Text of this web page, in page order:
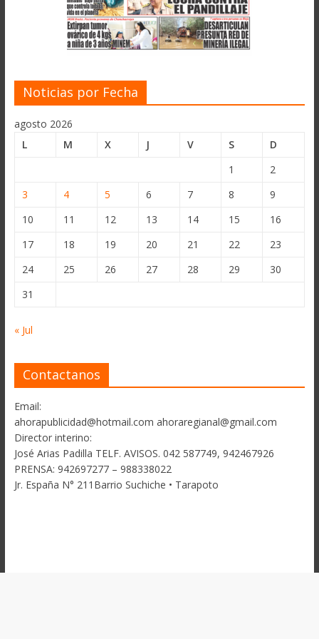
Noticias por Fecha
agosto 2026
L
M X J V S
D
1
2
3
4 5 6 7 8
9
10
11 12 13 14 15
16
17
18 19 20 21 22
23
24
25 26 27 28 29
30
31
« Jul
Contactanos
Email:
ahorapublicidad@hotmail.com ahoraregianal@gmail.com
Director interino:
José Arias Padilla TELF. AVISOS. 042 587749, 942467926
PRENSA: 942697277 – 988338022
Jr. España N° 211Barrio Suchiche • Tarapoto